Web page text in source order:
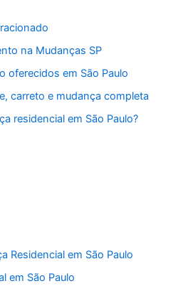
na Mudanças SP
oferecidos em São Paulo
carreto e mudança completa
residencial em São Paulo?
Residencial em São Paulo
em São Paulo